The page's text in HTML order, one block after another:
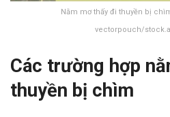
Nằm mơ thấy đi thuyền bị
vectorpouch/
Các trường hợp
thuyền bị chìm